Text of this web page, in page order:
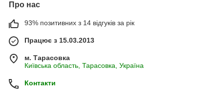
Про нас
93% позитивних з 14 відгуків за рік
Працює з 15.03.2013
м. Тарасовка
Київська область, Тарасовка, Україна
Контакти